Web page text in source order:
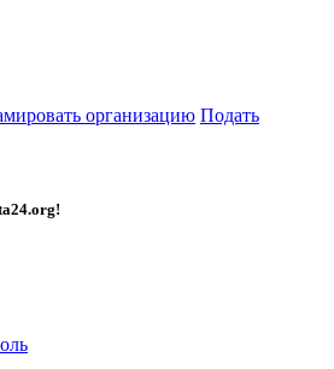
организацию Подать
!